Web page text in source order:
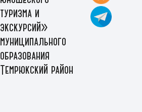
туризма и
экскурсий»
муниципального
образования
Темрюкский район